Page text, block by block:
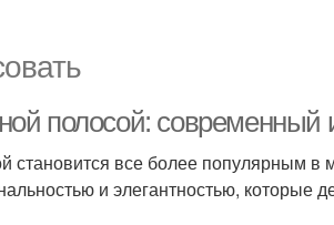
полосой:
становится все более популярным в
и элегантностью,